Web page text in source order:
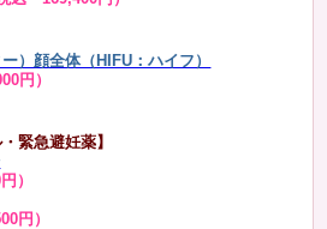
）顔全体（HIFU：ハイフ）
円）
緊急避妊薬】
）
円）